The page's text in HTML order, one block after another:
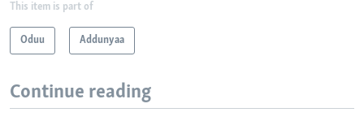
This item is part of
Oduu Addunyaa
Continue reading